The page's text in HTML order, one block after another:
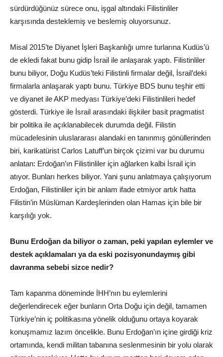
sürdürdüğünüz sürece onu, işgal altındaki Filistinliler
karşısında desteklemiş ve beslemiş oluyorsunuz.
Misal 2015’te Diyanet İşleri Başkanlığı umre turlarına Kudüs’ü
de ekledi fakat bunu gidip İsrail ile anlaşarak yaptı. Filistinliler
bunu biliyor, Doğu Kudüs’teki Filistinli firmalar değil, İsrail’deki
firmalarla anlaşarak yaptı bunu. Türkiye BDS bunu teşhir etti
ve diyanet ile AKP medyası Türkiye’deki Filistinlileri hedef
gösterdi. Türkiye ile İsrail arasındaki ilişkiler basit pragmatist
bir politika ile açıklanabilecek durumda değil. Filistin
mücadelesinin uluslararası alandaki en tanınmış gönüllerinden
biri, karikatürist Carlos Latuff’un birçok çizimi var bu durumu
anlatan: Erdoğan’ın Filistinliler için ağlarken kalbi İsrail için
atıyor. Bunları herkes biliyor. Yani şunu anlatmaya çalışıyorum
Erdoğan, Filistinliler için bir anlam ifade etmiyor artık hatta
Filistin’in Müslüman Kardeşlerinden olan Hamas için bile bir
karşılığı yok.
Bunu Erdoğan da biliyor o zaman, peki yapılan eylemler ve
destek açıklamaları ya da eski pozisyonundaymış gibi
davranma sebebi sizce nedir?
Tam kapanma döneminde İHH’nın bu eylemlerini
değerlendirecek eğer bunların Orta Doğu için değil, tamamen
Türkiye’nin iç politikasına yönelik olduğunu ortaya koyarak
konuşmamız lazım öncelikle. Bunu Erdoğan’ın içine girdiği kriz
ortamında, kendi militan tabanına seslenmesinin bir yolu olarak